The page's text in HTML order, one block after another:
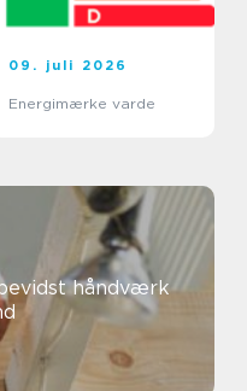
09. juli 2026
Energimærke varde
håndværk